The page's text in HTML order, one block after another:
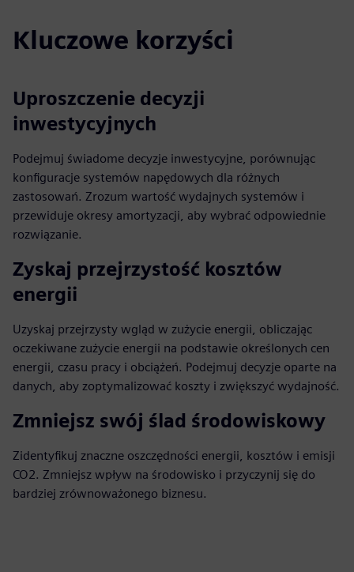
Kluczowe korzyści
Uproszczenie decyzji
inwestycyjnych
Podejmuj świadome decyzje inwestycyjne, porównując
konfiguracje systemów napędowych dla różnych
zastosowań. Zrozum wartość wydajnych systemów i
przewiduje okresy amortyzacji, aby wybrać odpowiednie
rozwiązanie.
Zyskaj przejrzystość kosztów
energii
Uzyskaj przejrzysty wgląd w zużycie energii, obliczając
oczekiwane zużycie energii na podstawie określonych cen
energii, czasu pracy i obciążeń. Podejmuj decyzje oparte na
danych, aby zoptymalizować koszty i zwiększyć wydajność.
Zmniejsz swój ślad środowiskowy
Zidentyfikuj znaczne oszczędności energii, kosztów i emisji
CO2. Zmniejsz wpływ na środowisko i przyczynij się do
bardziej zrównoważonego biznesu.